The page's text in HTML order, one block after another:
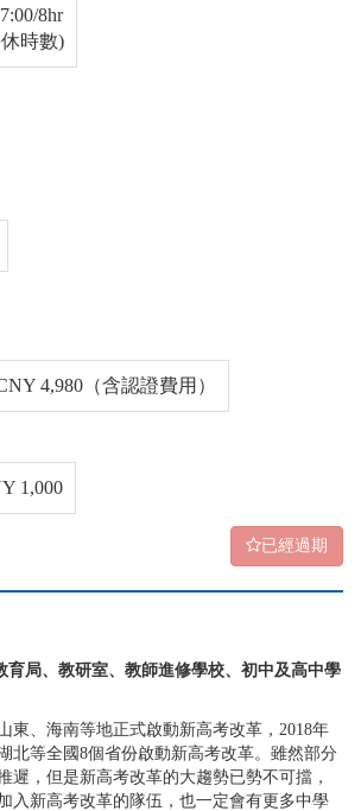
8hr
時數)
4,980（含認證費用）
1,000
已經過期
育局、教研室、教師進修學校、初中及高中學
東、海南等地正式啟動新高考改革，2018年
北等全國8個省份啟動新高考改革。雖然部分
遲，但是新高考改革的大趨勢已勢不可擋，
入新高考改革的隊伍，也一定會有更多中學